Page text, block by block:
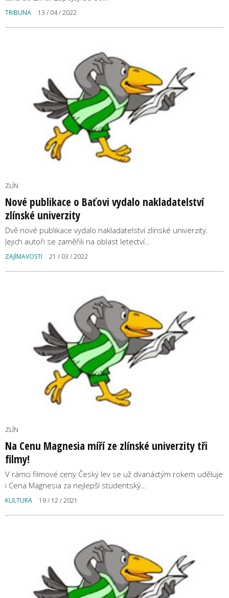
TRIBUNA 13 / 04 / 2022
ZLÍN
Nové publikace o Baťovi vydalo nakladatelství
zlínské univerzity
Dvě nové publikace vydalo nakladatelství zlínské univerzity.
Jejich autoři se zaměřili na oblast letectví…
ZAJÍMAVOSTI 21 / 03 / 2022
ZLÍN
Na Cenu Magnesia míří ze zlínské univerzity tři
filmy!
V rámci filmové ceny Český lev se už dvanáctým rokem uděluje
i Cena Magnesia za nejlepší studentský…
KULTURA 19 / 12 / 2021